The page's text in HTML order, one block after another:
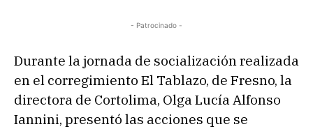
- Patrocinado -
Durante la jornada de socialización realizada
en el corregimiento El Tablazo, de Fresno, la
directora de Cortolima, Olga Lucía Alfonso
Iannini, presentó las acciones que se